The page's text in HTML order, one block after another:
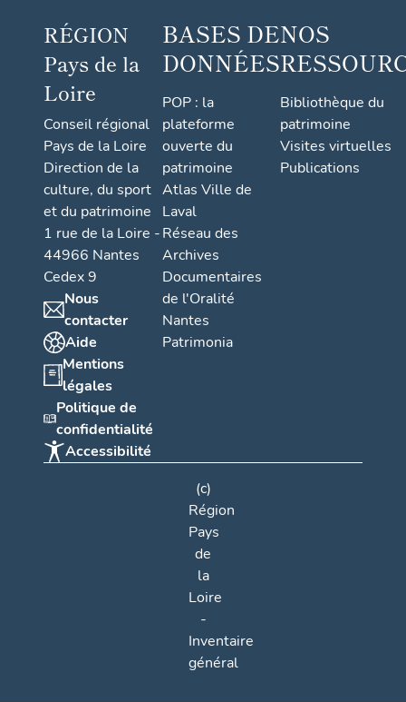
RÉGION
Pays de la
Loire
Conseil régional
Pays de la Loire
Direction de la
culture, du sport
et du patrimoine
1 rue de la Loire -
44966 Nantes
Cedex 9
Nous
contacter
Aide
Mentions
légales
Politique de
confidentialité
Accessibilité
BASES DE
DONNÉES
POP : la
plateforme
ouverte du
patrimoine
Atlas Ville de
Laval
Réseau des
Archives
Documentaires
de l'Oralité
Nantes
Patrimonia
NOS
Bibliothèque du
patrimoine
Visites virtuelles
Publications
(c)
Région
Pays
de
la
Loire
-
Inventaire
général